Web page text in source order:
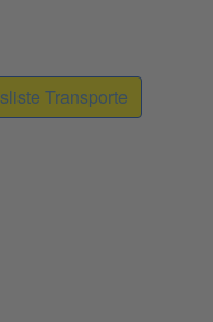
Transporte